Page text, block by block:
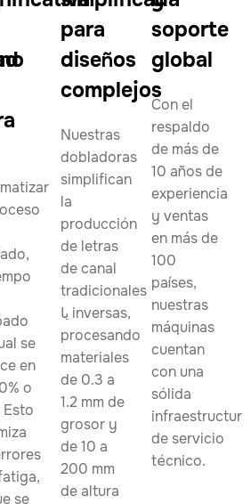
se
en
o
Esto
se
para
diseños
complejos
Nuestras
dobladoras
simplifican
la
producción
de letras
de canal
tradicionales
یا inversas,
procesando
materiales
de 0.3 a
1.2 mm de
grosor y
de 10 a
200 mm
de altura
soporte
global
Con el
respaldo
de más de
10 años de
experiencia
y ventas
en más de
100
países,
nuestras
máquinas
cuentan
con una
sólida
infraestructura
de servicio
técnico.